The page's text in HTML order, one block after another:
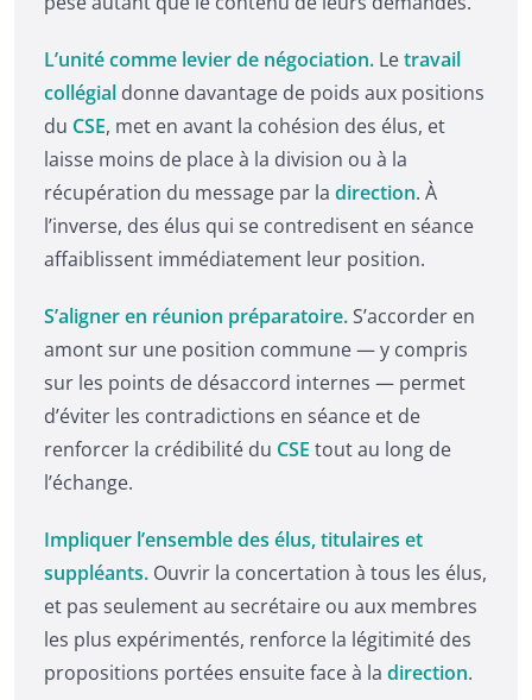
L’unité comme levier de négociation. Letravail
collégial donne davantage de poids aux positions
du CSE, met en avant la cohésion des élus, et
laisse moins de place à la division ou à la
récupération du message par la direction. À
l’inverse, des élus qui se contredisent en séance
affaiblissent immédiatement leur position.
S’aligner en réunion préparatoire.S’accorder en
amont sur une position commune — y compris
sur les points de désaccord internes — permet
d’éviter les contradictions en séance et de
renforcer la crédibilité du CSE tout au long de
l’échange.
Impliquer l’ensemble des élus, titulaires et
suppléants. Ouvrir la concertation à tous les élus,
et pas seulement au secrétaire ou aux membres
les plus expérimentés, renforce la légitimité des
propositions portées ensuite face à la direction.